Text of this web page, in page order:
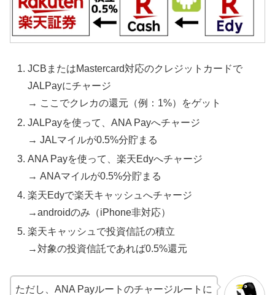
JCBまたはMastercard対応のクレジットカードで
JALPayにチャージ
→ ここでクレカの還元（例：1%）をゲット
JALPayを使って、ANA Payへチャージ
→ JALマイルが0.5%分貯まる
ANA Payを使って、楽天Edyへチャージ
→ ANAマイルが0.5%分貯まる
楽天Edyで楽天キャッシュへチャージ
→androidのみ（iPhone非対応）
楽天キャッシュで投資信託の積立
→対象の投資信託であれば0.5%還元
ただし、ANA Payルートのチャージルートに